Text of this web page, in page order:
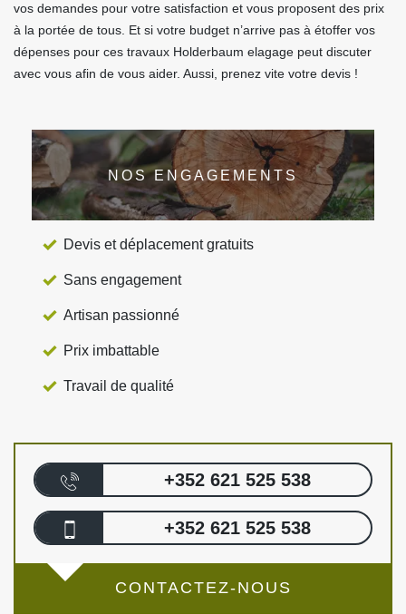
vos demandes pour votre satisfaction et vous proposent des prix
à la portée de tous. Et si votre budget n’arrive pas à étoffer vos
dépenses pour ces travaux Holderbaum elagage peut discuter
avec vous afin de vous aider. Aussi, prenez vite votre devis !
NOS ENGAGEMENTS
Devis et déplacement gratuits
Sans engagement
Artisan passionné
Prix imbattable
Travail de qualité
+352 621 525 538
+352 621 525 538
CONTACTEZ-NOUS